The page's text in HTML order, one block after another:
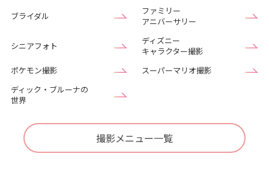
ブライダル
ファミリー
アニバーサリー
シニアフォト
ディズニー
キャラクター撮影
ポケモン撮影
スーパーマリオ撮影
ディック・ブルーナの
世界
撮影メニュー一覧